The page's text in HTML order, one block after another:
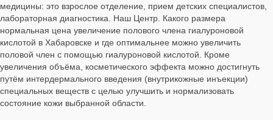
медицины: это взрослое отделение, прием детских специалистов,
лабораторная диагностика. Наш Центр. Какого размера
нормальная цена увеличение полового члена гиалуроновой
кислотой в Хабаровске и где оптимальнее можно увеличить
половой член с помощью гиалуроновой кислотой. Кроме
увеличения объёма, косметического эффекта можно достигнуть
путём интердермального введения (внутрикожные инъекции)
специальных веществ с целью улучшить и нормализовать
состояние кожи выбранной области.